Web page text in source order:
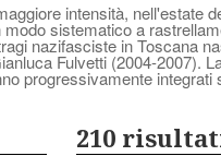
intensità, nell'estate
sistematico a
nazifasciste in Toscana
Fulvetti (2004-2007).
progressivamente
210